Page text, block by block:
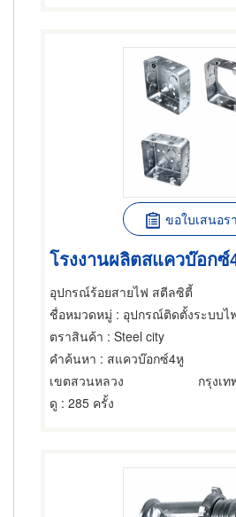
ขอใบเสนอร
โรงงานผลิตสแควบ๊อกซ์
อุปกรณ์ร้อยสายไฟ สตีลซิตี้
ชื่อหมวดหมู่ : อุปกรณ์ติดตั้งระบบไ
ตราสินค้า : Steel city
คำค้นหา : สแควบ๊อกซ์4หู
เขตสวนหลวง
กรุงเ
ดู : 285 ครั้ง